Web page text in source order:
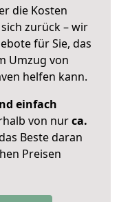
die Kosten
zurück – wir
für Sie, das
Umzug von
helfen kann.
einfach
von nurca.
Beste daran
Preisen